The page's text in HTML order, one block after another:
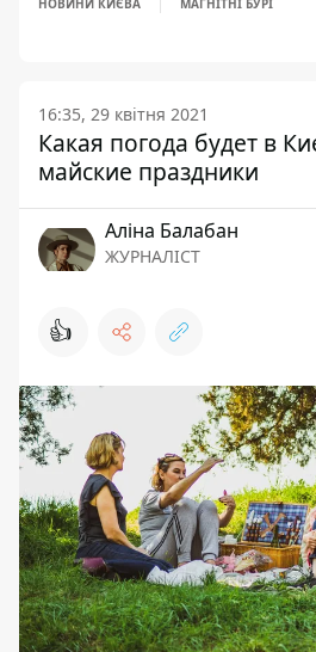
НОВИНИ КИЄВА МАГНІТНІ БУРІ
16:35, 29 квітня 2021
Какая погода будет в
майские праздники
Аліна Балабан
ЖУРНАЛІСТ
👍